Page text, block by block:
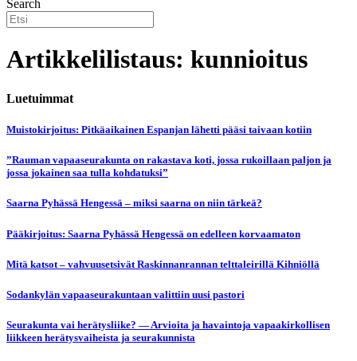
Search
Artikkelilistaus: kunnioitus
Luetuimmat
Muistokirjoitus: Pitkäaikainen Espanjan lähetti pääsi taivaan kotiin
”Rauman vapaaseurakunta on rakastava koti, jossa rukoillaan paljon ja
jossa jokainen saa tulla kohdatuksi”
Saarna Pyhässä Hengessä – miksi saarna on niin tärkeä?
Pääkirjoitus: Saarna Pyhässä Hengessä on edelleen korvaamaton
Mitä katsot – vahvuusetsivät Raskinnanrannan telttaleirillä Kihniöllä
Sodankylän vapaaseurakuntaan valittiin uusi pastori
Seurakunta vai herätysliike? — Arvioita ja havaintoja vapaakirkollisen
liikkeen herätysvaiheista ja seurakunnista